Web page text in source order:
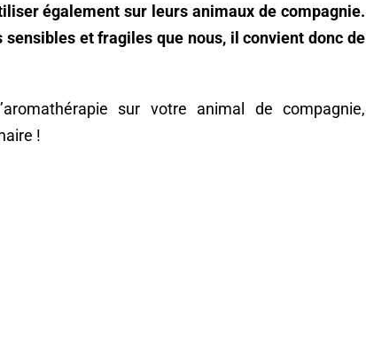
également sur leurs animaux de compagnie.
et fragiles que nous, il convient donc de
sur votre animal de compagnie,
!